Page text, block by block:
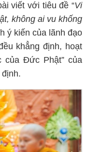
viết với tiêu đề “Vi
không ai vu khống
ý kiến của lãnh đạo
khẳng định, hoạt
của Đức Phật” của